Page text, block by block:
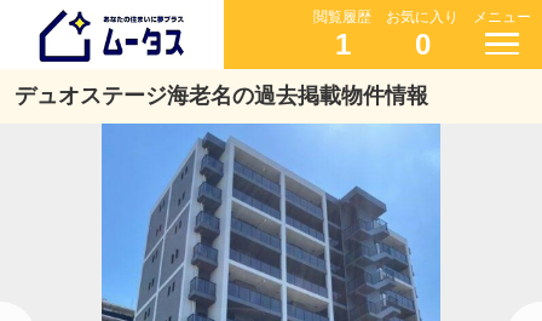
閲覧履歴
1
お気に入り
0
メニュー
デュオステージ海老名の過去掲載物件情報